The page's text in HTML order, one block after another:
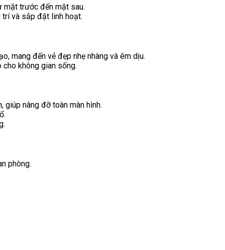
mặt trước đến mặt sau.
trí và sắp đặt linh hoạt.
mang đến vẻ đẹp nhẹ nhàng và êm dịu.
không gian sống.
nâng đỡ toàn màn hình.
phòng.